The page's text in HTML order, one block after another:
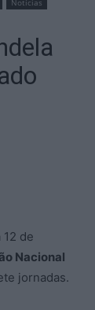
Notícias
de
Nacional
jornadas.